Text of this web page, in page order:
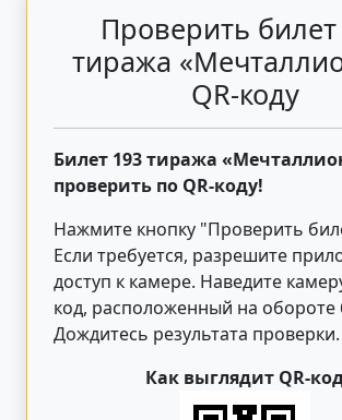
Проверить билет
тиража
QR-коду
Билет 193 тиража
проверить по QR-коду!
Нажмите кнопку "Проверить
Если требуется, разрешите
доступ к камере. Наведите
код, расположенный на обороте
Дождитесь результата проверки.
Как выглядит QR-